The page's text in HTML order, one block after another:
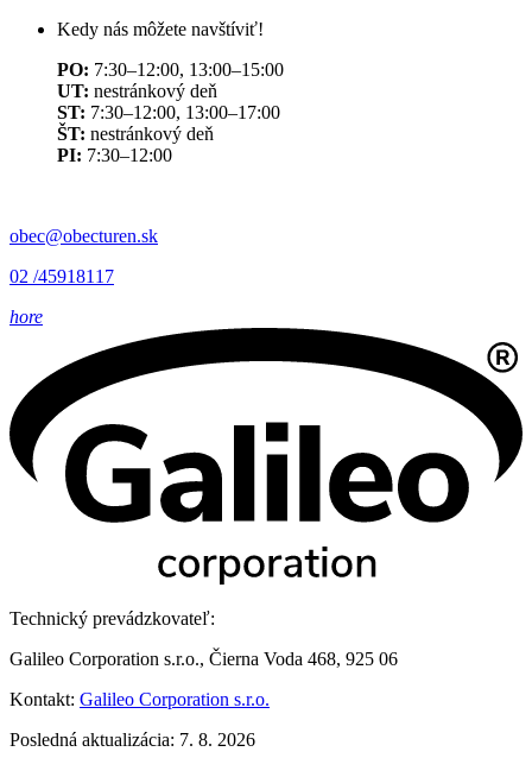
Kedy nás môžete navštíviť!
PO: 7:30–12:00, 13:00–15:00
UT: nestránkový deň
ST: 7:30–12:00, 13:00–17:00
ŠT: nestránkový deň
PI: 7:30–12:00
obec@obecturen.sk
02 /45918117
hore
Technický prevádzkovateľ:
Galileo Corporation s.r.o., Čierna Voda 468, 925 06
Kontakt: Galileo Corporation s.r.o.
Posledná aktualizácia: 7. 8. 2026